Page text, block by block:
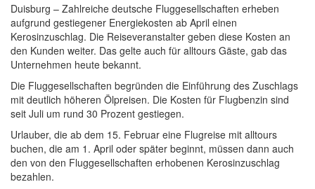
Duisburg – Zahlreiche deutsche Fluggesellschaften erheben
aufgrund gestiegener Energiekosten ab April einen
Kerosinzuschlag. Die Reisever­anstalter geben diese Kosten an
den Kunden weiter. Das gelte auch für alltours Gäste, gab das
Unternehmen heute bekannt.
Die Fluggesellschaften begründen die Einführung des Zuschlags
mit deutlich höheren Ölpreisen. Die Kosten für Flugbenzin sind
seit Juli um rund 30 Prozent gestiegen.
Urlauber, die ab dem 15. Februar eine Flugreise mit alltours
buchen, die am 1. April oder später beginnt, müssen dann auch
den von den Fluggesellschaften erhobenen Kerosin­zuschlag
bezahlen.